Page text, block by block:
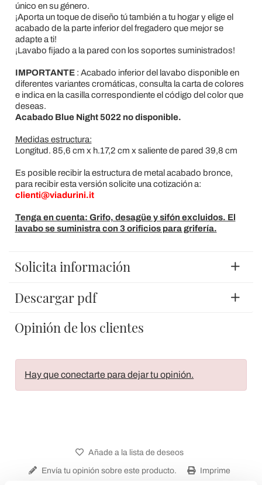
único en su género.
¡Aporta un toque de diseño tú también a tu hogar y elige el
acabado de la parte inferior del fregadero que mejor se
adapte a ti!
¡Lavabo fijado a la pared con los soportes suministrados!
IMPORTANTE: Acabado inferior del lavabo disponible en
diferentes variantes cromáticas, consulta la carta de colores
e indica en la casilla correspondiente el código del color que
deseas.
Acabado Blue Night 5022 no disponible.
Medidas estructura:
Longitud. 85,6 cm x h.17,2 cm x saliente de pared 39,8 cm
Es posible recibir la estructura de metal acabado bronce,
para recibir esta versión solicite una cotización a:
clienti@viadurini.it
Tenga en cuenta: Grifo, desagüe y sifón excluidos. El
lavabo se suministra con 3 orificios para grifería.
Solicita información
Descargar pdf
Opinión de los clientes
Hay que conectarte para dejar tu opinión.
Añade a la lista de deseos
Envía tu opinión sobre este producto. Imprime